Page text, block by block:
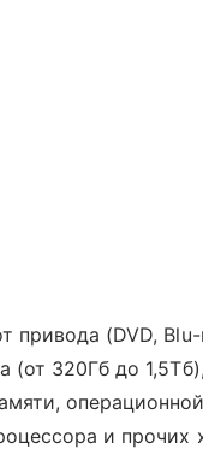
привода (DVD,
(от 320Гб до
и прочих